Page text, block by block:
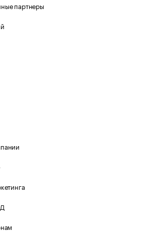
партнеры